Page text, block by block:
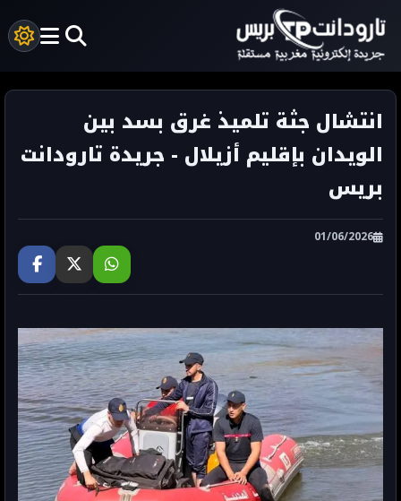
انتشال جثة تلميذ غرق بسد بين
الويدان بإقليم أزيلال - جريدة تارودانت
بريس
01/06/2026